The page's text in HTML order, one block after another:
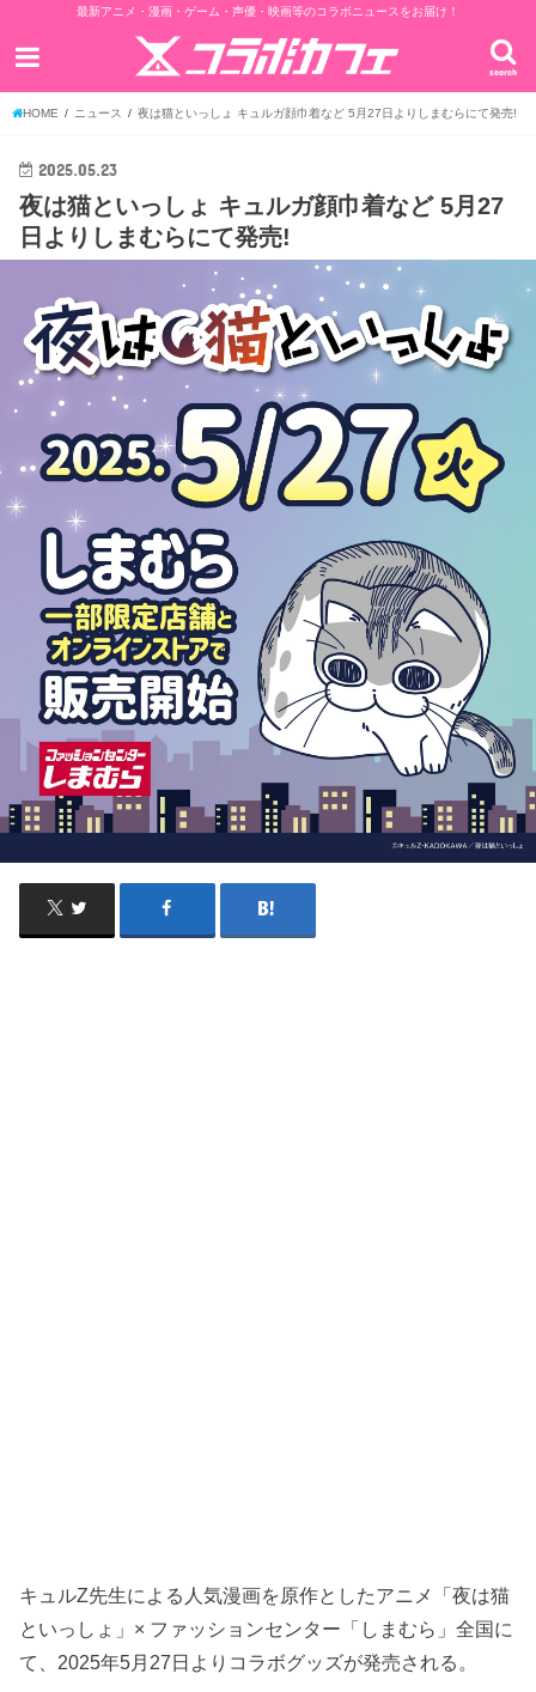
最新アニメ・漫画・ゲーム・声優・映画等のコラボニュースをお届け！
search
HOME ニュース 夜は猫といっしょ キュルガ顔巾着など 5月27日よりしまむらにて発売!
2025.05.23
夜は猫といっしょ キュルガ顔巾着など 5月27
日よりしまむらにて発売!
キュルZ先生による人気漫画を原作としたアニメ「夜は猫
といっしょ」× ファッションセンター「しまむら」全国に
て、2025年5月27日よりコラボグッズが発売される。